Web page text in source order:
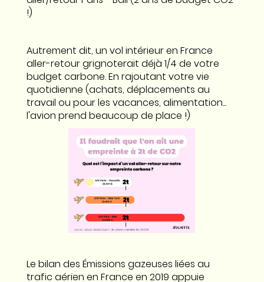
!)
Autrement dit, un vol intérieur en France
aller-retour grignoterait déjà 1/4 de votre
budget carbone. En rajoutant votre vie
quotidienne (achats, déplacements au
travail ou pour les vacances, alimentation...
l'avion prend beaucoup de place !)
Le bilan des Émissions gazeuses liées au
trafic aérien en France en 2019 appuie